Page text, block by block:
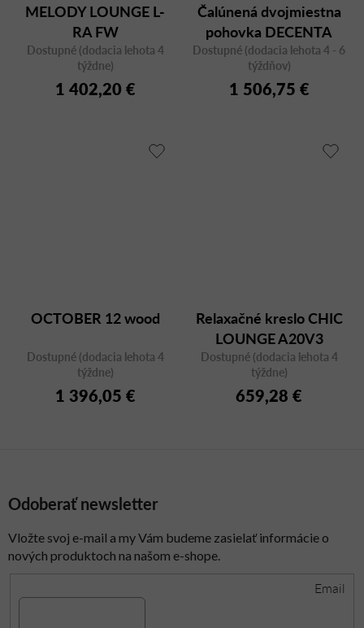
MELODY LOUNGE L-
RA FW
Dostupné (dodacia lehota 4
týždne)
1 402,20 €
Čalúnená dvojmiestna
pohovka DECENTA
20H
Dostupné (dodacia lehota 4 - 6
týždňov)
1 506,75 €
OCTOBER 12 wood
Dostupné (dodacia lehota 4
týždne)
1 396,05 €
Relaxačné kreslo CHIC
LOUNGE A20V3
Dostupné (dodacia lehota 4
týždne)
659,28 €
Odoberať newsletter
Vložte svoj e-mail a my Vám budeme zasielať informácie o
nových produktoch na našom e-shope.
Email